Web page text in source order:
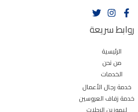
روابط سريعة
الرئيسية
من نحن
الخدمات
خدمة رجال الأعمال
خدمة زفاف العروسين
ليموزين الرحلات